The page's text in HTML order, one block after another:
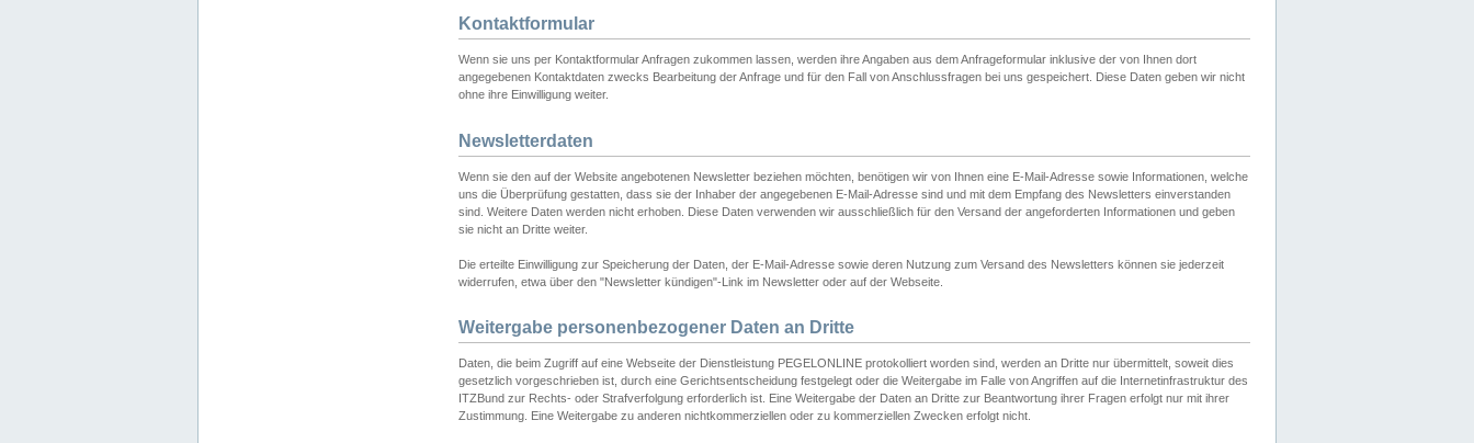
Kontaktformular
Wenn sie uns per Kontaktformular Anfragen zukommen lassen, werden ihre Angaben aus dem Anfrageformular inklusive der von Ihnen dort
angegebenen Kontaktdaten zwecks Bearbeitung der Anfrage und für den Fall von Anschlussfragen bei uns gespeichert. Diese Daten geben wir nicht
ohne ihre Einwilligung weiter.
Newsletterdaten
Wenn sie den auf der Website angebotenen Newsletter beziehen möchten, benötigen wir von Ihnen eine E-Mail-Adresse sowie Informationen, welche
uns die Überprüfung gestatten, dass sie der Inhaber der angegebenen E-Mail-Adresse sind und mit dem Empfang des Newsletters einverstanden
sind. Weitere Daten werden nicht erhoben. Diese Daten verwenden wir ausschließlich für den Versand der angeforderten Informationen und geben
sie nicht an Dritte weiter.
Die erteilte Einwilligung zur Speicherung der Daten, der E-Mail-Adresse sowie deren Nutzung zum Versand des Newsletters können sie jederzeit
widerrufen, etwa über den "Newsletter kündigen"-Link im Newsletter oder auf der Webseite.
Weitergabe personenbezogener Daten an Dritte
Daten, die beim Zugriff auf eine Webseite der Dienstleistung PEGELONLINE protokolliert worden sind, werden an Dritte nur übermittelt, soweit dies
gesetzlich vorgeschrieben ist, durch eine Gerichtsentscheidung festgelegt oder die Weitergabe im Falle von Angriffen auf die Internetinfrastruktur des
ITZBund zur Rechts- oder Strafverfolgung erforderlich ist. Eine Weitergabe der Daten an Dritte zur Beantwortung ihrer Fragen erfolgt nur mit ihrer
Zustimmung. Eine Weitergabe zu anderen nichtkommerziellen oder zu kommerziellen Zwecken erfolgt nicht.